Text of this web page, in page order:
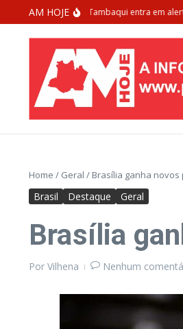
Ir para o conteúdo
AM HOJE
de extinção: Tambaqui entra em alerta e
Home / Geral / Brasília ganha
Brasil Destaque Geral
Brasília
Por Vilhena Nenhum